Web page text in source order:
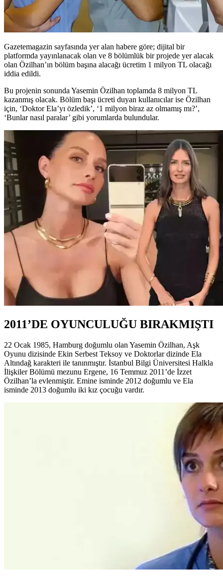
Gazetemagazin sayfasında yer alan habere göre; dijital bir
platformda yayınlanacak olan ve 8 bölümlük bir projede yer alacak
olan Özilhan’ın bölüm başına alacağı ücretim 1 milyon TL olacağı
iddia edildi.
Bu projenin sonunda Yasemin Özilhan toplamda 8 milyon TL
kazanmış olacak. Bölüm başı ücreti duyan kullanıcılar ise Özilhan
için, ‘Doktor Ela’yı özledik’, ‘1 milyon biraz az olmamış mı?’,
‘Bunlar nasıl paralar’ gibi yorumlarda bulundular.
2011’DE OYUNCULUĞU BIRAKMIŞTI
22 Ocak 1985, Hamburg doğumlu olan Yasemin Özilhan, Aşk
Oyunu dizisinde Ekin Serbest Teksoy ve Doktorlar dizinde Ela
Altındağ karakteri ile tanınmıştır. İstanbul Bilgi Üniversitesi Halkla
İlişkiler Bölümü mezunu Ergene, 16 Temmuz 2011’de İzzet
Özilhan’la evlenmiştir. Emine isminde 2012 doğumlu ve Ela
isminde 2013 doğumlu iki kız çocuğu vardır.